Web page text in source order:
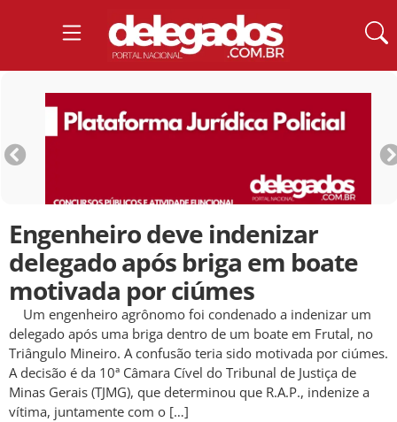
Engenheiro deve indenizar
delegado após briga em boate
motivada por ciúmes
Um engenheiro agrônomo foi condenado a indenizar um
delegado após uma briga dentro de um boate em Frutal, no
Triângulo Mineiro. A confusão teria sido motivada por ciúmes.
A decisão é da 10ª Câmara Cível do Tribunal de Justiça de
Minas Gerais (TJMG), que determinou que R.A.P., indenize a
vítima, juntamente com o […]